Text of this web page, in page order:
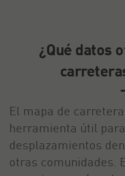
¿Qué datos
El mapa de
herramienta útil
desplazamientos
otras comunidades.